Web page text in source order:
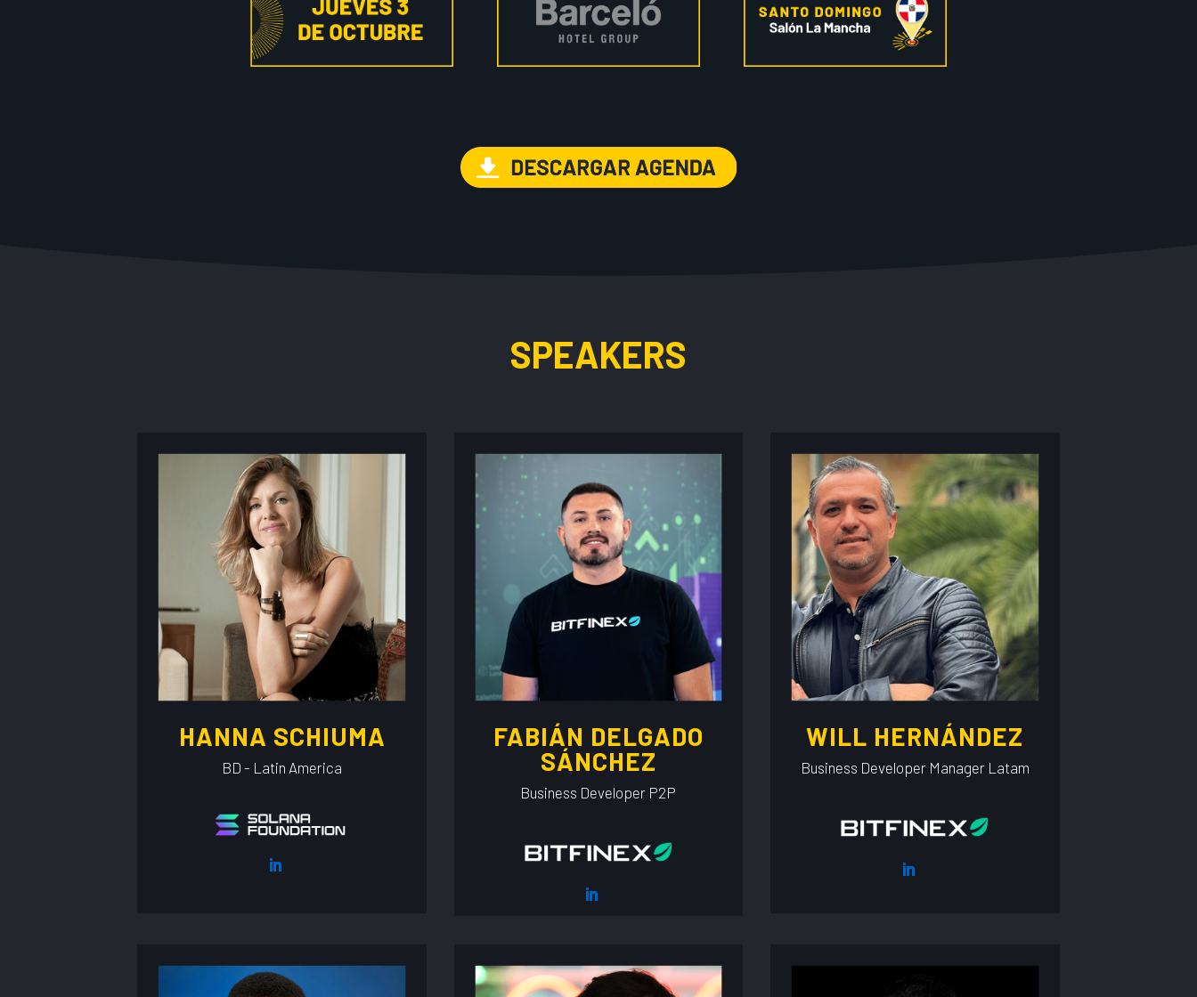
SPEAKERS
HANNA SCHIUMA
BD - Latin America
FABIÁN DELGADO
SÁNCHEZ
Business Developer P2P
WILL HERNÁNDEZ
Business Developer Manager Latam